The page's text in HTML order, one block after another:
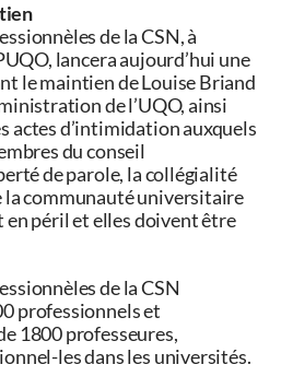
de la CSN, à
lancera aujourd’hui une
le maintien deLouise Briand
de l’UQO, ainsi
actes d’intimidation auxquels
du conseil
de parole, la collégialité
communauté universitaire
en péril et elles doivent être
de la CSN
professionnels et
1800 professeures,
les dans les universités.